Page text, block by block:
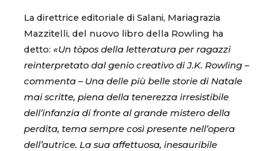
La direttrice editoriale di Salani, Mariagrazia
Mazzitelli, del nuovo libro della Rowling ha
detto: «Un tòpos della letteratura per ragazzi
reinterpretato dal genio creativo di J.K. Rowling –
commenta – Una delle più belle storie di Natale
mai scritte, piena della tenerezza irresistibile
dell’infanzia di fronte al grande mistero della
perdita, tema sempre così presente nell’opera
dell’autrice. La sua affettuosa, inesauribile